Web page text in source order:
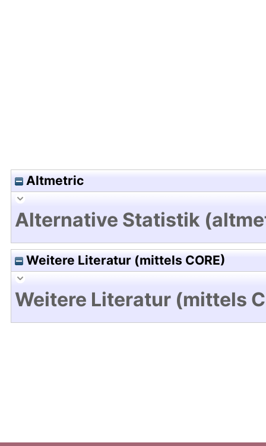
Altmetric
Alternative Statistik
Weitere Literatur (mittels CORE)
Weitere Literatur (mittels